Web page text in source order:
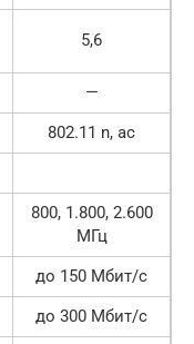
5,6
—
802.11 n, ac
800, 1.800, 2.600
МГц
до 150 Мбит/с
до 300 Мбит/с